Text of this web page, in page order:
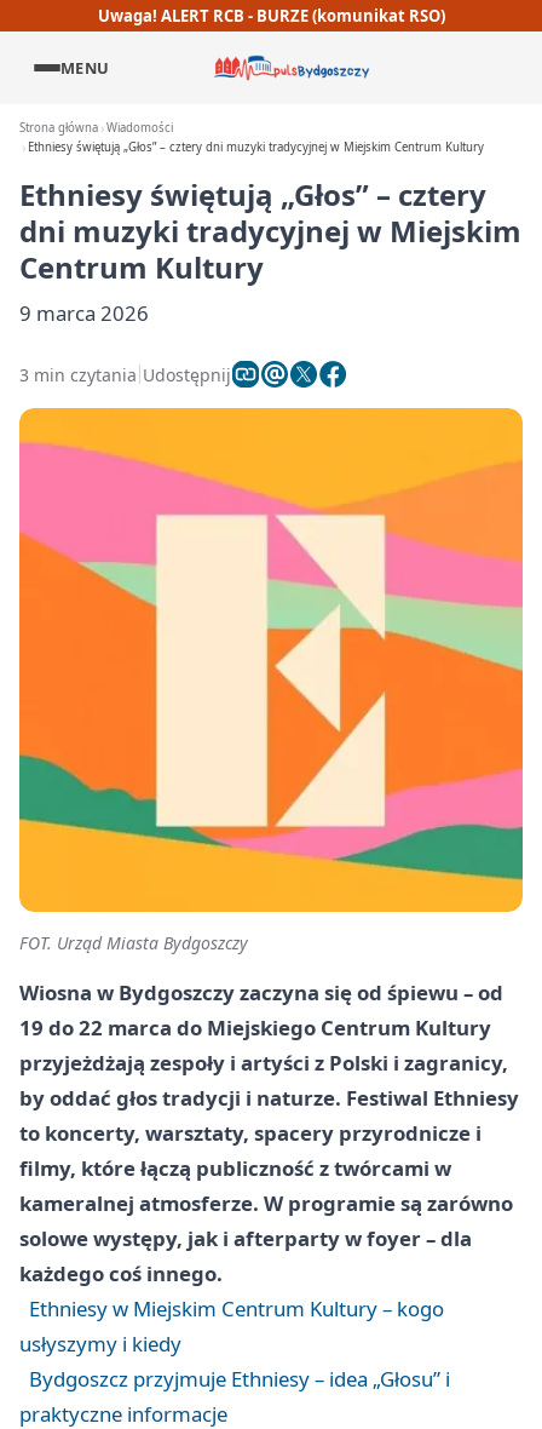
Uwaga! ALERT RCB - BURZE (komunikat RSO)
MENU
Strona główna Wiadomości
Ethniesy świętują „Głos” – cztery dni muzyki tradycyjnej w Miejskim Centrum Kultury
Ethniesy świętują „Głos” – cztery
dni muzyki tradycyjnej w Miejskim
Centrum Kultury
9 marca 2026
3 min czytania Udostępnij
FOT. Urząd Miasta Bydgoszczy
Wiosna w Bydgoszczy zaczyna się od śpiewu – od
19 do22 marca do Miejskiego Centrum Kultury
przyjeżdżają zespoły i artyści z Polski i zagranicy,
by oddać głos tradycji i naturze. Festiwal Ethniesy
to koncerty, warsztaty, spacery przyrodnicze i
filmy, które łączą publiczność z twórcami w
kameralnej atmosferze. W programie są zarówno
solowe występy, jak i afterparty w foyer – dla
każdego coś innego.
Ethniesy w Miejskim Centrum Kultury – kogo
usłyszymy i kiedy
Bydgoszcz przyjmuje Ethniesy – idea „Głosu” i
praktyczne informacje